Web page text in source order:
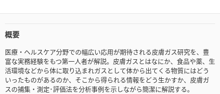
概要
医療・ヘルスケア分野での幅広い応用が期待される皮膚ガス研究を、豊
富な実務経験をもつ第一人者が解説。皮膚ガスとはなにか、食品や薬、生
活環境などから体に取り込まれガスとして体から出てくる物質にはどう
いったものがあるのか、そこから得られる情報をどう生かすか、皮膚ガ
スの捕集・測定･評価法を分析事例を示しながら簡潔に解説する。